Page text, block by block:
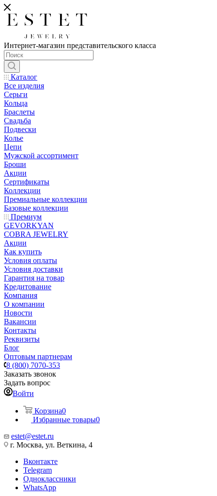
Интернет-магазин представительского класса
Каталог
Все изделия
Серьги
Кольца
Браслеты
Свадьба
Подвески
Колье
Цепи
Мужской ассортимент
Броши
Акции
Сертификаты
Коллекции
Премиальные коллекции
Базовые коллекции
Премиум
GEVORKYAN
COBRA JEWELRY
Акции
Как купить
Условия оплаты
Условия доставки
Гарантия на товар
Кредитование
Компания
О компании
Новости
Вакансии
Контакты
Реквизиты
Блог
Оптовым партнерам
8 (800) 7070-353
Заказать звонок
Задать вопрос
Войти
Корзина0
Избранные товары0
estet@estet.ru
г. Москва, ул. Веткина, 4
Вконтакте
Telegram
Одноклассники
WhatsApp